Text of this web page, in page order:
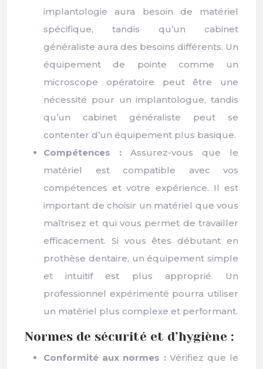
implantologie aura besoin de matériel
spécifique, tandis qu’un cabinet
généraliste aura des besoins différents. Un
équipement de pointe comme un
microscope opératoire peut être une
nécessité pour un implantologue, tandis
qu’un cabinet généraliste peut se
contenter d’un équipement plus basique.
Compétences : Assurez-vous que le
matériel est compatible avec vos
compétences et votre expérience. Il est
important de choisir un matériel que vous
maîtrisez et qui vous permet de travailler
efficacement. Si vous êtes débutant en
prothèse dentaire, un équipement simple
et intuitif est plus approprié. Un
professionnel expérimenté pourra utiliser
un matériel plus complexe et performant.
Normes de sécurité et d’hygiène :
Conformité aux normes : Vérifiez que le